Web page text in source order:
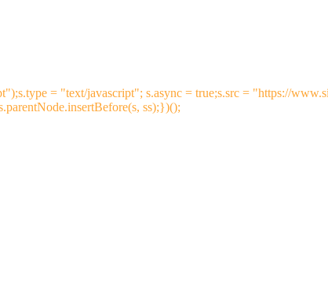
= "text/javascript"; s.async = true;s.src = "https://
ss);})();